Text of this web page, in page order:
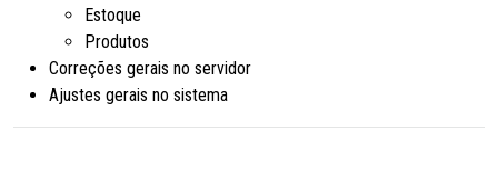
Estoque
Produtos
Correções gerais no servidor
Ajustes gerais no sistema